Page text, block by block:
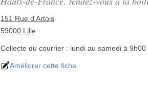
151 Rue d'Artois
59000 Lille
Collecte du courrier : lundi au samedi à 9h00
Améliorer cette fiche